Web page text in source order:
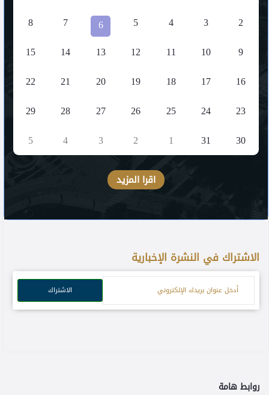
2
3
4
5
6
7
8
9
10
11
12
13
14
15
16
17
18
19
20
21
22
23
24
25
26
27
28
29
30
31
1
2
3
4
5
اقرا المزيد
الاشتراك في النشرة الإخبارية
الاشتراك
روابط هامة